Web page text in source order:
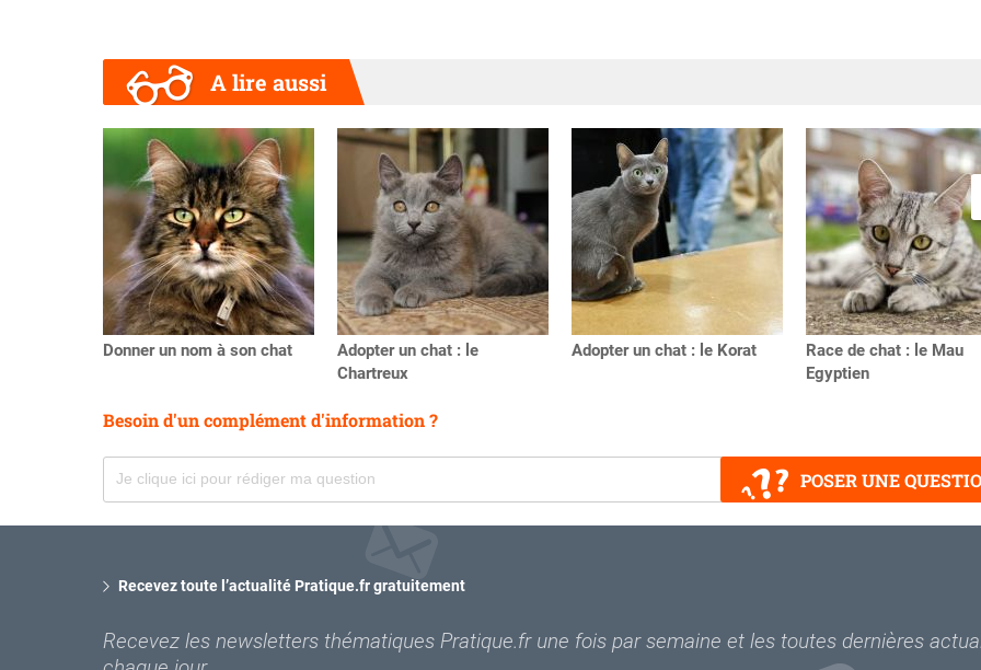
A lire aussi
Donner un nom à son chat
Adopter un chat : le
Chartreux
Adopter un chat : le Korat
Race de chat : le Mau
Egyptien
Précédent
Besoin d'un complément d'information ?
POSER UNE
Recevez toute l’actualité Pratique.fr gratuitement
Recevez les newsletters thématiques Pratique.fr une fois par semaine et les toutes dernières